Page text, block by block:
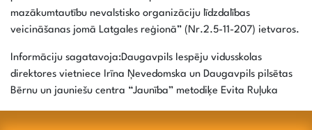
mazākumtautību nevalstisko organizāciju līdzdalības
veicināšanas jomā Latgales reģionā” (Nr.2.5-11-207) ietvaros.
Informāciju sagatavoja:Daugavpils Iespēju vidusskolas
direktores vietniece Irīna Ņevedomska un Daugavpils pilsētas
Bērnu un jauniešu centra “Jaunība” metodiķe Evita Ruļuka